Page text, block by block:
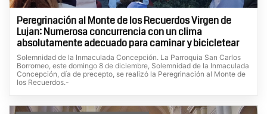
Peregrinación al Monte de los Recuerdos Virgen de
Lujan: Numerosa concurrencia con un clima
absolutamente adecuado para caminar y bicicletear
Solemnidad de la Inmaculada Concepción. La Parroquia San Carlos
Borromeo, este domingo 8 de diciembre, Solemnidad de la Inmaculada
Concepción, día de precepto, se realizó la Peregrinación al Monte de
los Recuerdos.-